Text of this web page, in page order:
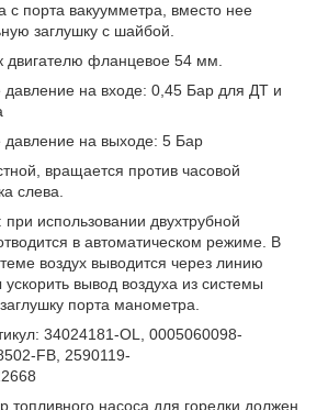
с порта вакуумметра, вместо нее
заглушку с шайбой.
двигателю фланцевое 54 мм.
на входе: 0,45 Бар для ДТ и
на выходе: 5 Бар
вращается против часовой
слева.
при использовании двухтрубной
в автоматическом режиме. В
воздух выводится через линию
вывод воздуха из системы
порта манометра.
34024181-OL, 0005060098-
FB, 2590119-
топливного насоса для горелки должен